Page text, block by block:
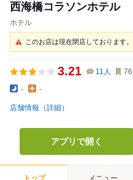
西海橋コラソンホテル
ホテル
このお店は現在閉店しております。
3.21 11 人 76
- -
店舗情報（詳細）
アプリで開く
トップ メニュー